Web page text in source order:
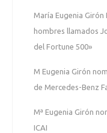
María Eugenia Girón
hombres llamados
del Fortune 500»
M Eugenia Girón
de Mercedes-Benz
Mª Eugenia Girón
ICAI